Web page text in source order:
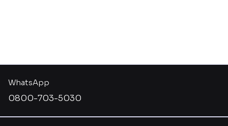
WhatsApp
0800-703-5030